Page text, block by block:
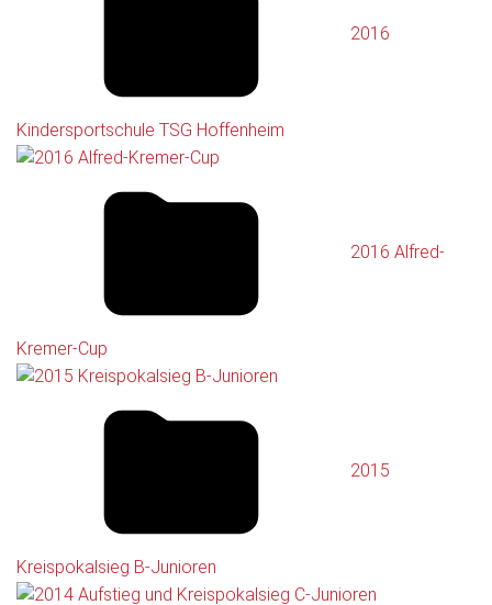
2016
Kindersportschule TSG Hoffenheim
2016 Alfred-
Kremer-Cup
2015
Kreispokalsieg B-Junioren